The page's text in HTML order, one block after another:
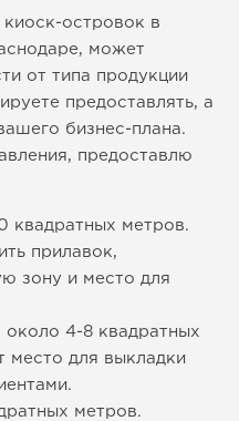
островок в
может
от типа продукции
предоставлять, а
бизнес-плана.
предоставлю
квадратных метров.
прилавок,
зону и место для
4-8 квадратных
место для выкладки
метров.